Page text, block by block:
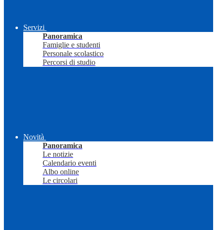
Servizi
Panoramica
Famiglie e studenti
Personale scolastico
Percorsi di studio
Novità
Panoramica
Le notizie
Calendario eventi
Albo online
Le circolari